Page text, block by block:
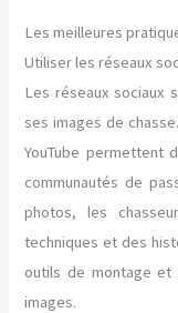
Les meilleures
Utiliser les réseaux
Les réseaux sociaux
ses images de
YouTube permettent
communautés de
photos, les
techniques et des
outils de montage et
images.